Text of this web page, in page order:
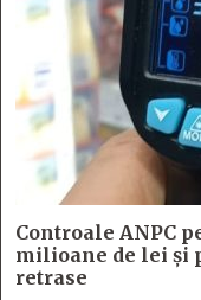
Controale ANPC
milioane de lei și
retrase